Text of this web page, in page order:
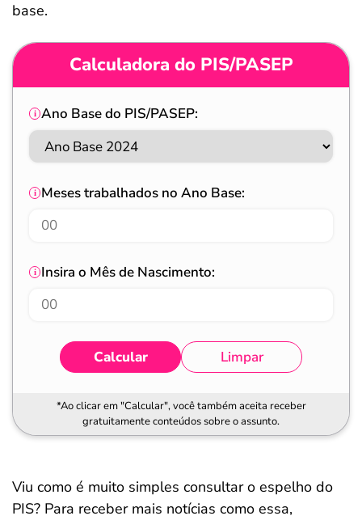
base.
Calculadora do PIS/PASEP
Ano Base do PIS/PASEP:
Meses trabalhados no Ano Base:
Insira o Mês de Nascimento:
Calcular Limpar
*Ao clicar em "Calcular", você também aceita receber
gratuitamente conteúdos sobre o assunto.
Viu como é muito simples consultar o espelho do
PIS? Para receber mais notícias como essa,